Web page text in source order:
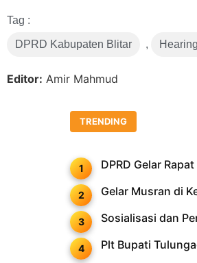
Tag :
DPRD Kabupaten Blitar ,
Editor: Amir Mahmud
TRENDING
DPRD Gelar
Gelar Musran di
Sosialisasi dan
Plt Bupati